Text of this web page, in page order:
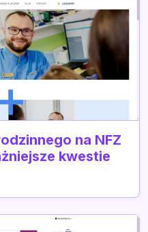
na NFZ
kwestie